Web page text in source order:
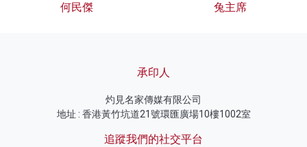
何民傑 兔主席
承印人
灼見名家傳媒有限公司
地址 : 香港黃竹坑道21號環匯廣場10樓1002室
追蹤我們的社交平台